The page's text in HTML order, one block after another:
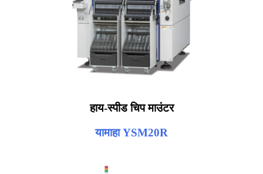
हाय-स्पीड चिप माउंटर
यामाहा YSM20R